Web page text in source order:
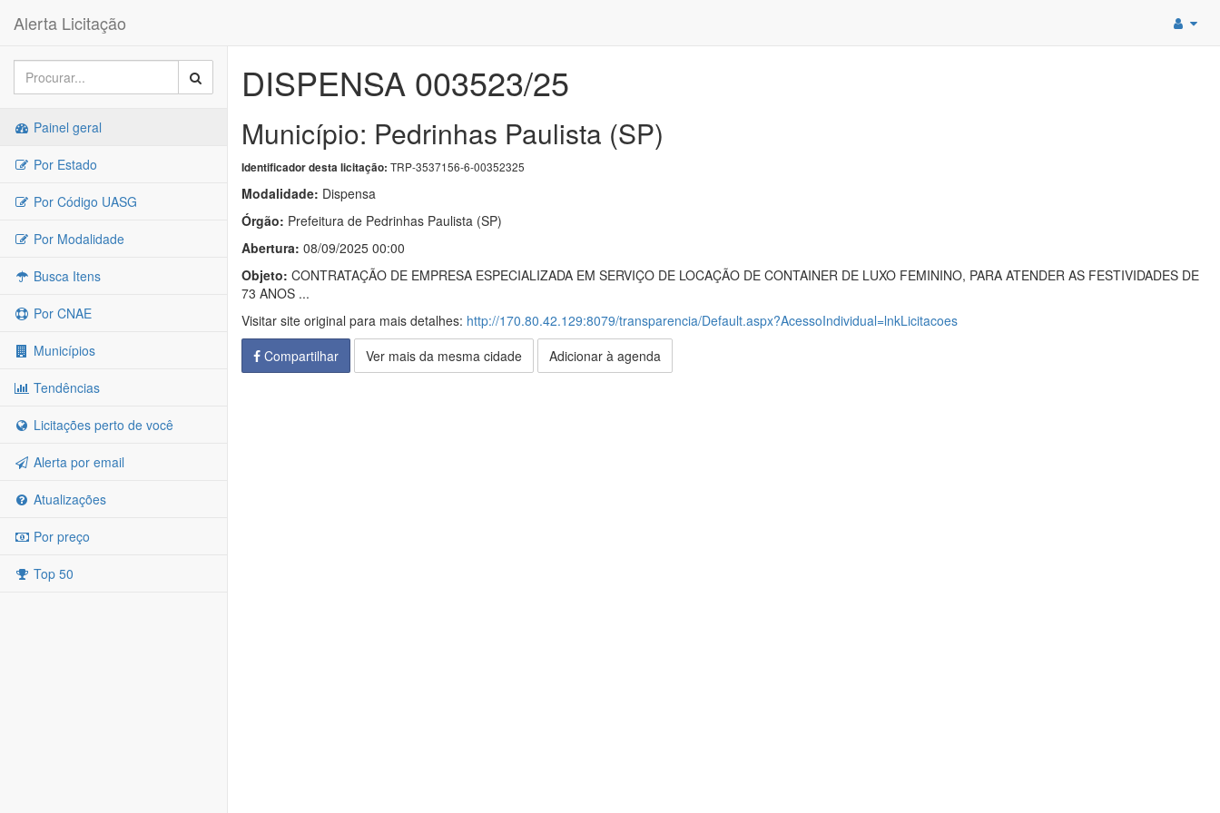
Alerta Licitação
Painel geral
Por Estado
Por Código UASG
Por Modalidade
Busca Itens
Por CNAE
Municípios
Tendências
Licitações perto de você
Alerta por email
Atualizações
Por preço
Top 50
DISPENSA 003523/25
Município: Pedrinhas Paulista (SP)
Identificador desta licitação: TRP-3537156-6-00352325
Modalidade: Dispensa
Órgão: Prefeitura de Pedrinhas Paulista (SP)
Abertura: 08/09/2025 00:00
Objeto: CONTRATAÇÃO DE EMPRESA ESPECIALIZADA EM SERVIÇO DE LOCAÇÃO DE CONTAINER DE LUXO FEMININO, PARA ATENDER AS FESTIVIDADES DE
73 ANOS ...
Visitar site original para mais detalhes: http://170.80.42.129:8079/transparencia/Default.aspx?AcessoIndividual=lnkLicitacoes
Compartilhar
Ver mais da mesma cidade Adicionar à agenda